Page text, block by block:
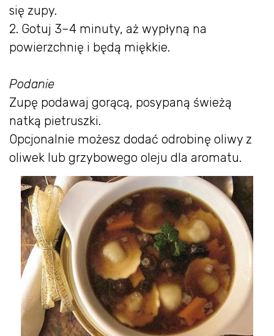
się zupy.
2. Gotuj 3–4 minuty, aż wypłyną na
powierzchnię i będą miękkie.
Podanie
Zupę podawaj gorącą, posypaną świeżą
natką pietruszki.
Opcjonalnie możesz dodać odrobinę oliwy z
oliwek lub grzybowego oleju dla aromatu.